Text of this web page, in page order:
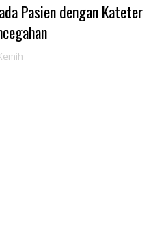
Pasien dengan Kateter